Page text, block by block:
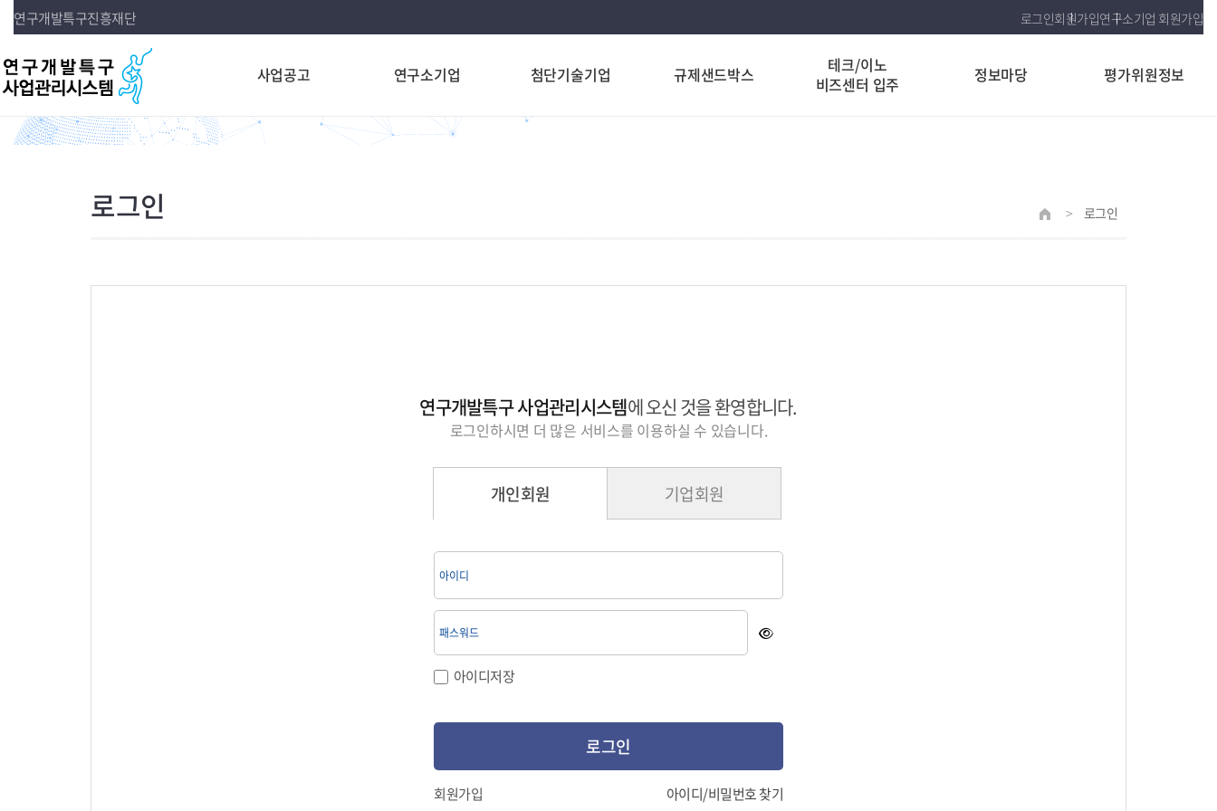
연구개발특구진흥재단 로그인회원가입연구소기업 회원가입
사업공고 연구소기업 첨단기술기업 규제샌드박스
테크/이노
비즈센터 입주
정보마당 평가위원정보
로그인 > 로그인
연구개발특구 사업관리시스템에 오신 것을 환영합니다.
로그인하시면 더 많은 서비스를 이용하실 수 있습니다.
개인회원 기업회원
아이디저장
로그인
회원가입 아이디/비밀번호 찾기